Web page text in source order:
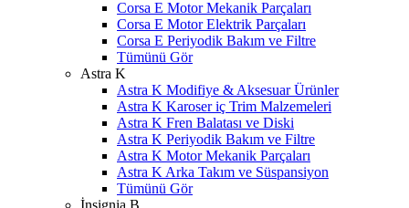
Corsa E Motor Mekanik Parçaları
Corsa E Motor Elektrik Parçaları
Corsa E Periyodik Bakım ve Filtre
Tümünü Gör
Astra K
Astra K Modifiye & Aksesuar Ürünler
Astra K Karoser iç Trim Malzemeleri
Astra K Fren Balatası ve Diski
Astra K Periyodik Bakım ve Filtre
Astra K Motor Mekanik Parçaları
Astra K Arka Takım ve Süspansiyon
Tümünü Gör
İnsignia B